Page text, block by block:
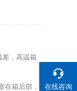
差，高温箱
在箱后部，
在线咨询